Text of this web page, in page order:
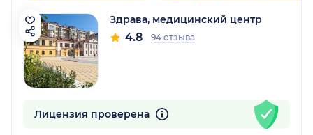
Здрава, медицинский центр
4.8 94 отзыва
Лицензия проверена